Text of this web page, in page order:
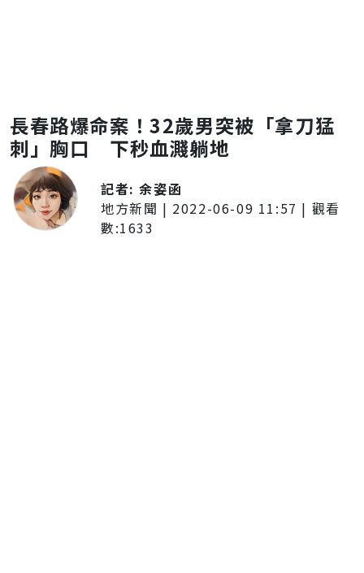
長春路爆命案！32歲男突被「拿刀猛
刺」胸口 下秒血濺躺地
記者:余姿函
地方新聞 | 2022-06-09 11:57 | 觀看
數:1633